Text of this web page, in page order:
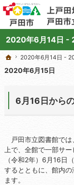
2020年6月14日 -
学びと交流のプラットフォーム
上戸田地域交流センターや戸田
ホーム
2020年6月14日 -
2020年6月15日
6月16日から
戸田市立図書館では
上で、全館で一部サ
（令和2年）6月16日
するとともに、館内
ます。
ホーム
2020年6月14日 -